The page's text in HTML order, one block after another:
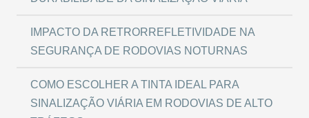
IMPACTO DA RETRORREFLETIVIDADE NA
SEGURANÇA DE RODOVIAS NOTURNAS
COMO ESCOLHER A TINTA IDEAL PARA
SINALIZAÇÃO VIÁRIA EM RODOVIAS DE ALTO